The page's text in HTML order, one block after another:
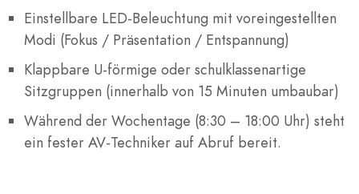
Einstellbare LED-Beleuchtung mit voreingestellten
Modi (Fokus / Präsentation / Entspannung)
Klappbare U-förmige oder schulklassenartige
Sitzgruppen (innerhalb von 15 Minuten umbaubar)
Während der Wochentage (8:30 – 18:00 Uhr) steht
ein fester AV-Techniker auf Abruf bereit.